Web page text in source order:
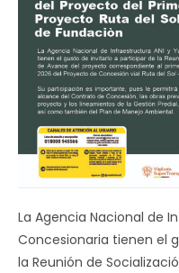
La Agencia Nacional de
Concesionaria tienen el
la Reunión de